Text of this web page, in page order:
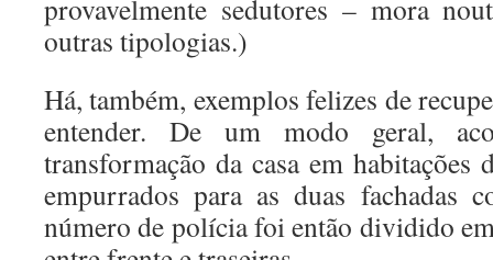
provavelmente sedutores – mora
outras tipologias.)
Há, também, exemplos felizes de
entender. De um modo geral,
transformação da casa em habitações
empurrados para as duas fachadas
número de polícia foi então dividido